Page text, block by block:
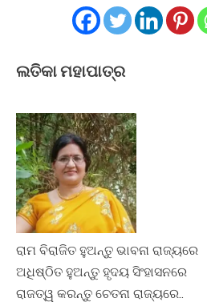
ଲତିକା ମହାପାତ୍ର
ରାମ ବିରାଜିତ ହୁଅନ୍ତୁ ଭାବନା ରାଜ୍ୟରେ
ଅଧିଷ୍ଠିତ ହୁଅନ୍ତୁ ହୃଦୟ ସିଂହାସନରେ
ରାଜତ୍ୱ କରନ୍ତୁ ଚେତନା ରାଜ୍ୟରେ..